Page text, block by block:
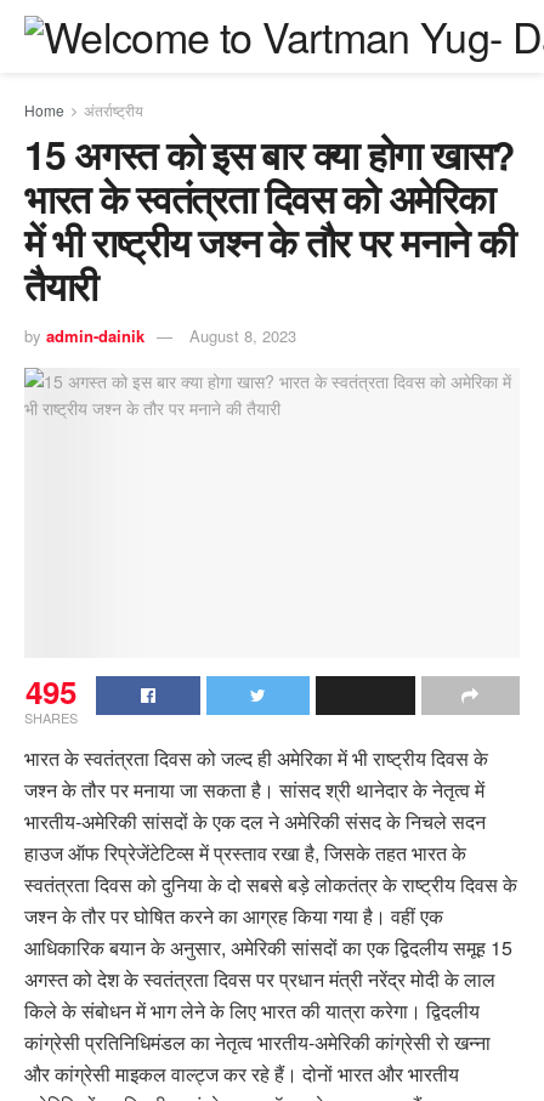
Home अंतर्राष्ट्रीय
15 अगस्त को इस बार क्या होगा खास?
भारत के स्वतंत्रता दिवस को अमेरिका
में भी राष्ट्रीय जश्न के तौर पर मनाने की
तैयारी
by admin-dainik August 8, 2023
495
SHARES
भारत के स्वतंत्रता दिवस को जल्द ही अमेरिका में भी राष्ट्रीय दिवस के
जश्न के तौर पर मनाया जा सकता है। सांसद श्री थानेदार के नेतृत्व में
भारतीय-अमेरिकी सांसदों के एक दल ने अमेरिकी संसद के निचले सदन
हाउज ऑफ रिप्रेजेंटेटिव्स में प्रस्ताव रखा है, जिसके तहत भारत के
स्वतंत्रता दिवस को दुनिया के दो सबसे बड़े लोकतंत्र के राष्ट्रीय दिवस के
जश्न के तौर पर घोषित करने का आग्रह किया गया है। वहीं एक
आधिकारिक बयान के अनुसार, अमेरिकी सांसदों का एक द्विदलीय समूह 15
अगस्त को देश के स्वतंत्रता दिवस पर प्रधान मंत्री नरेंद्र मोदी के लाल
किले के संबोधन में भाग लेने के लिए भारत की यात्रा करेगा। द्विदलीय
कांग्रेसी प्रतिनिधिमंडल का नेतृत्व भारतीय-अमेरिकी कांग्रेसी रो खन्ना
और कांग्रेसी माइकल वाल्ट्ज कर रहे हैं। दोनों भारत और भारतीय